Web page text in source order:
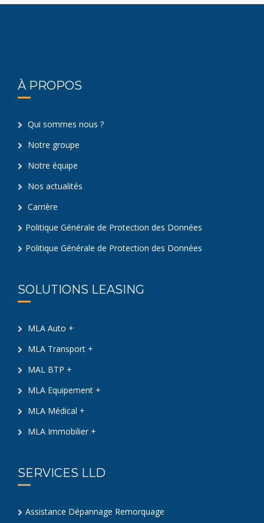
À PROPOS
Qui sommes nous ?
Notre groupe
Notre équipe
Nos actualités
Carrière
Politique Générale de Protection des Données
Politique Générale de Protection des Données
SOLUTIONS LEASING
MLA Auto +
MLA Transport +
MAL BTP +
MLA Equipement +
MLA Médical +
MLA Immobilier +
SERVICES LLD
Assistance Dépannage Remorquage